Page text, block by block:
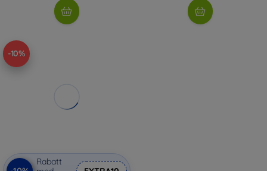
-10%
Rabatt